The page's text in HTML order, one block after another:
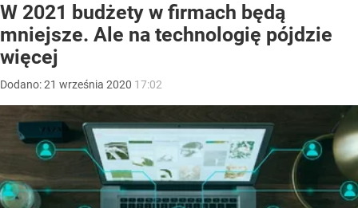
W 2021 budżety w firmach będą
mniejsze. Ale na technologię pójdzie
więcej
Dodano:21 września 2020 17:02